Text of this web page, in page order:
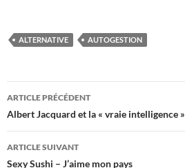
ALTERNATIVE AUTOGESTION
Navigation
des
articles
ARTICLE PRÉCÉDENT
Albert Jacquard et la « vraie intelligence »
ARTICLE SUIVANT
Sexy Sushi – J’aime mon pays